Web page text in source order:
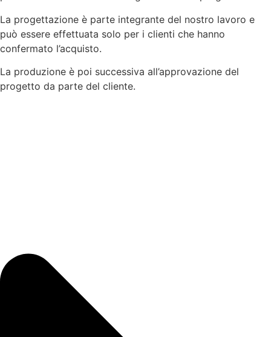
La progettazione è parte integrante del nostro lavoro e
può essere effettuata solo per i clienti che hanno
confermato l’acquisto.
La produzione è poi successiva all’approvazione del
progetto da parte del cliente.